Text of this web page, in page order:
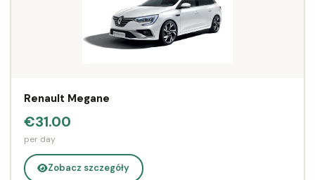
Renault Megane
€31.00
per day
Zobacz szczegóły